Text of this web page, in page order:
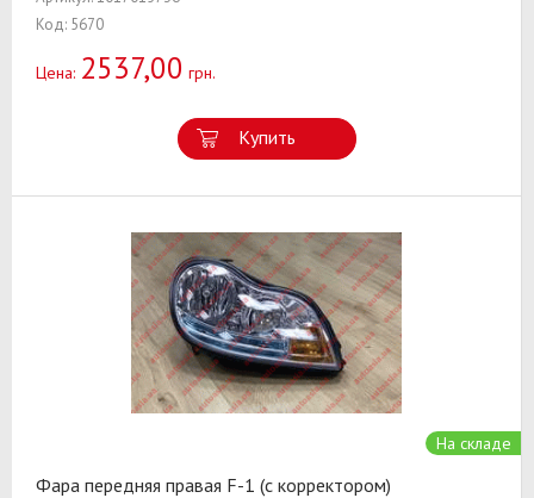
Код: 5670
Цена: 2537,00 грн.
Купить
На складе
Фара передняя правая F-1 (с корректором)